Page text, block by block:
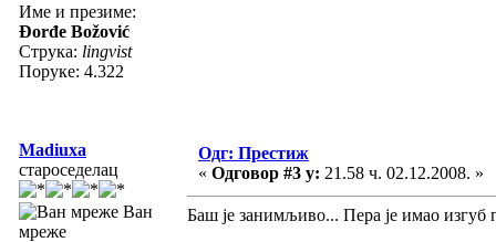
Име и презиме:
Đorđe Božović
Струка: lingvist
Поруке: 4.322
Madiuxa
староседелац
Ван
мреже
Одг: Престиж
« Одговор #3 у: 21.58 ч. 02.12.2008. »
Баш је занимљиво... Пера је имао